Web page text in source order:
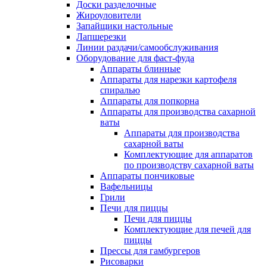
Доски разделочные
Жироуловители
Запайщики настольные
Лапшерезки
Линии раздачи/самообслуживания
Оборудование для фаст-фуда
Аппараты блинные
Аппараты для нарезки картофеля
спиралью
Аппараты для попкорна
Аппараты для производства сахарной
ваты
Аппараты для производства
сахарной ваты
Комплектующие для аппаратов
по производству сахарной ваты
Аппараты пончиковые
Вафельницы
Грили
Печи для пиццы
Печи для пиццы
Комплектующие для печей для
пиццы
Прессы для гамбургеров
Рисоварки